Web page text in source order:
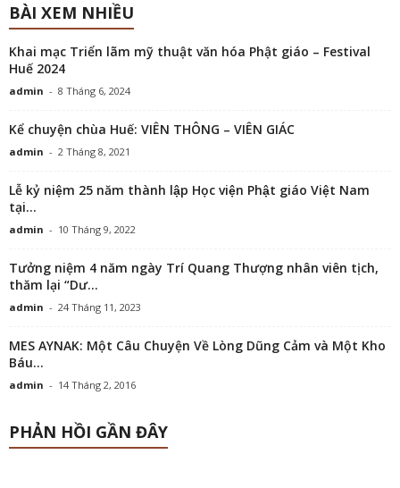
BÀI XEM NHIỀU
Khai mạc Triển lãm mỹ thuật văn hóa Phật giáo – Festival
Huế 2024
admin - 8 Tháng 6, 2024
Kể chuyện chùa Huế: VIÊN THÔNG – VIÊN GIÁC
admin - 2 Tháng 8, 2021
Lễ kỷ niệm 25 năm thành lập Học viện Phật giáo Việt Nam
tại...
admin - 10 Tháng 9, 2022
Tưởng niệm 4 năm ngày Trí Quang Thượng nhân viên tịch,
thăm lại “Dư...
admin - 24 Tháng 11, 2023
MES AYNAK: Một Câu Chuyện Về Lòng Dũng Cảm và Một Kho
Báu...
admin - 14 Tháng 2, 2016
PHẢN HỒI GẦN ĐÂY